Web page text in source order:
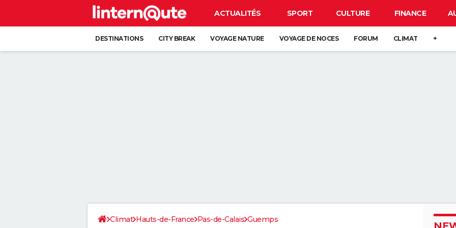
ACTUALITÉS SPORT CULTURE FINANCE
DESTINATIONS CITY BREAK VOYAGE NATURE VOYAGE DE NOCES FORUM CLIMAT +
Climat Hauts-de-France Pas-de-Calais Guemps